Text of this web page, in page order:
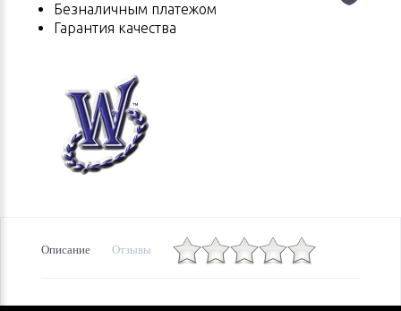
Безналичным платежом
Гарантия качества
Описание Отзывы